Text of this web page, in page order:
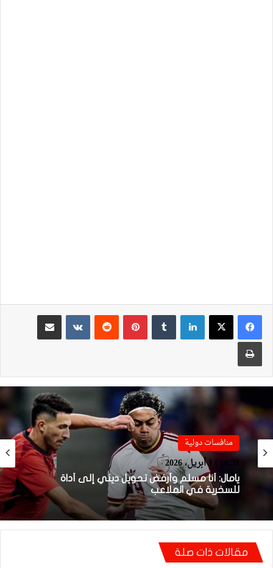
لينكدإن بينتيريست
مشاركة عبر البريد
طباعة
منافسات دولية
14:38 | 1 أبريل، 2026
يامال: أنا مسلم وأرفض تحويل ديني إلى أداة
Sportime TV
فيديو.. لحظة اجتياح الجمهور الجزائري لأرضية
ملعب تورينو وإحداث فوضى عارمة داخله
مقالات ذات صلة